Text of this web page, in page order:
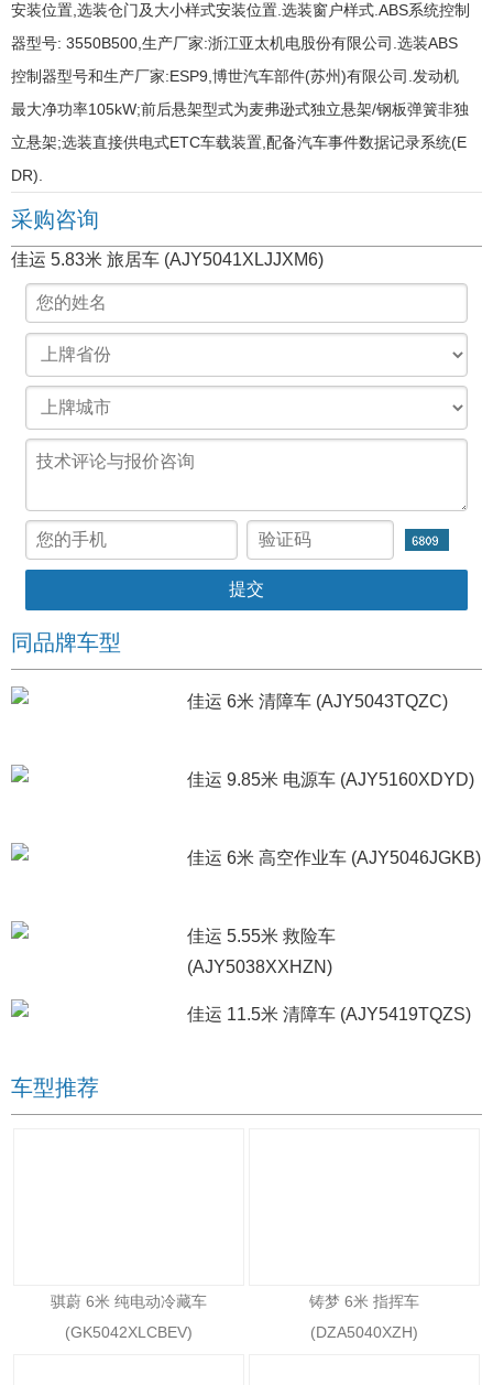
安装位置,选装仓门及大小样式安装位置.选装窗户样式.ABS系统控制
器型号: 3550B500,生产厂家:浙江亚太机电股份有限公司.选装ABS
控制器型号和生产厂家:ESP9,博世汽车部件(苏州)有限公司.发动机
最大净功率105kW;前后悬架型式为麦弗逊式独立悬架/钢板弹簧非独
立悬架;选装直接供电式ETC车载装置,配备汽车事件数据记录系统(E
DR).
采购咨询
佳运 5.83米 旅居车 (AJY5041XLJJXM6)
同品牌车型
佳运 6米 清障车 (AJY5043TQZC)
佳运 9.85米 电源车 (AJY5160XDYD)
佳运 6米 高空作业车 (AJY5046JGKB)
佳运 5.55米 救险车
(AJY5038XXHZN)
佳运 11.5米 清障车 (AJY5419TQZS)
车型推荐
骐蔚 6米 纯电动冷藏车
(GK5042XLCBEV)
铸梦 6米 指挥车
(DZA5040XZH)